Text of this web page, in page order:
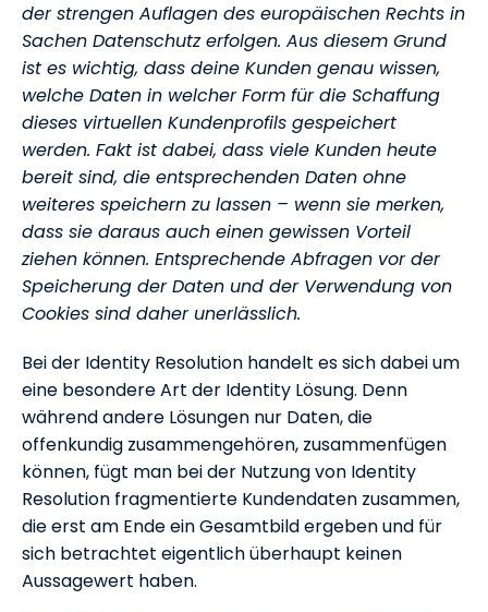
der strengen Auflagen des europäischen Rechts in
Sachen Datenschutz erfolgen. Aus diesem Grund
ist es wichtig, dass deine Kunden genau wissen,
welche Daten in welcher Form für die Schaffung
dieses virtuellen Kundenprofils gespeichert
werden. Fakt ist dabei, dass viele Kunden heute
bereit sind, die entsprechenden Daten ohne
weiteres speichern zu lassen – wenn sie merken,
dass sie daraus auch einen gewissen Vorteil
ziehen können. Entsprechende Abfragen vor der
Speicherung der Daten und der Verwendung von
Cookies sind daher unerlässlich.
Bei der Identity Resolution handelt es sich dabei um
eine besondere Art der Identity Lösung. Denn
während andere Lösungen nur Daten, die
offenkundig zusammengehören, zusammenfügen
können, fügt man bei der Nutzung von Identity
Resolution fragmentierte Kundendaten zusammen,
die erst am Ende ein Gesamtbild ergeben und für
sich betrachtet eigentlich überhaupt keinen
Aussagewert haben.